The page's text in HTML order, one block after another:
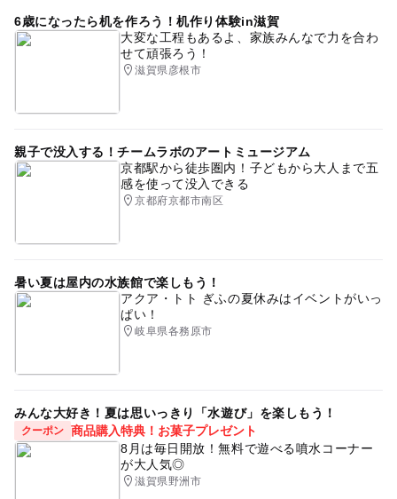
6歳になったら机を作ろう！机作り体験in滋賀
大変な工程もあるよ、家族みんなで力を合わ
せて頑張ろう！
滋賀県彦根市
親子で没入する！チームラボのアートミュージアム
京都駅から徒歩圏内！子どもから大人まで五
感を使って没入できる
京都府京都市南区
暑い夏は屋内の水族館で楽しもう！
アクア・トト ぎふの夏休みはイベントがいっ
ぱい！
岐阜県各務原市
みんな大好き！夏は思いっきり「水遊び」を楽しもう！
クーポン 商品購入特典！お菓子プレゼント
8月は毎日開放！無料で遊べる噴水コーナー
が大人気◎
滋賀県野洲市